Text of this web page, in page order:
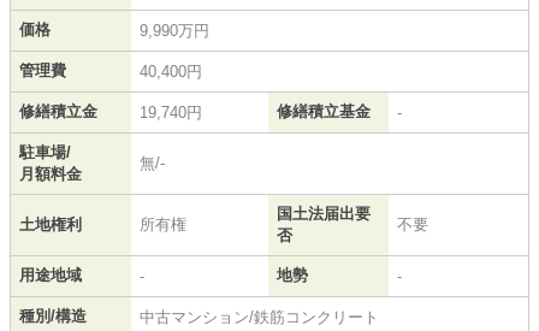
価格 9,990万円
管理費 40,400円
修繕積立金 19,740円 修繕積立基金 -
駐車場/
月額料金
無/-
土地権利 所有権
国土法届出要
否
不要
用途地域 - 地勢 -
種別/構造 中古マンション/鉄筋コンクリート